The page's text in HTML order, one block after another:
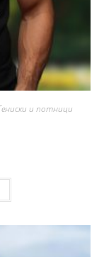
и потници